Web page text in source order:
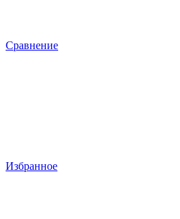
Сравнение
Избранное